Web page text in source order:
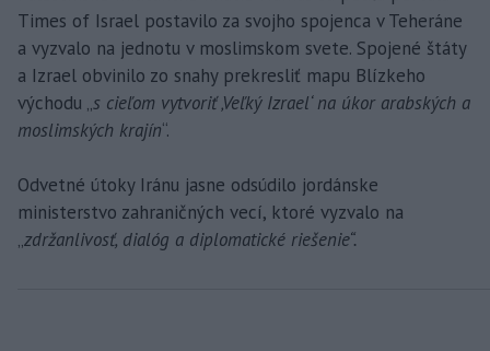
Times of Israel postavilo za svojho spojenca v Teheráne
a vyzvalo na jednotu v moslimskom svete. Spojené štáty
a Izrael obvinilo zo snahy prekresliť mapu Blízkeho
východu „s cieľom vytvoriť ‚Veľký Izrael‘ na úkor arabských a
moslimských krajín“.
Odvetné útoky Iránu jasne odsúdilo jordánske
ministerstvo zahraničných vecí, ktoré vyzvalo na
„zdržanlivosť, dialóg a diplomatické riešenie“.